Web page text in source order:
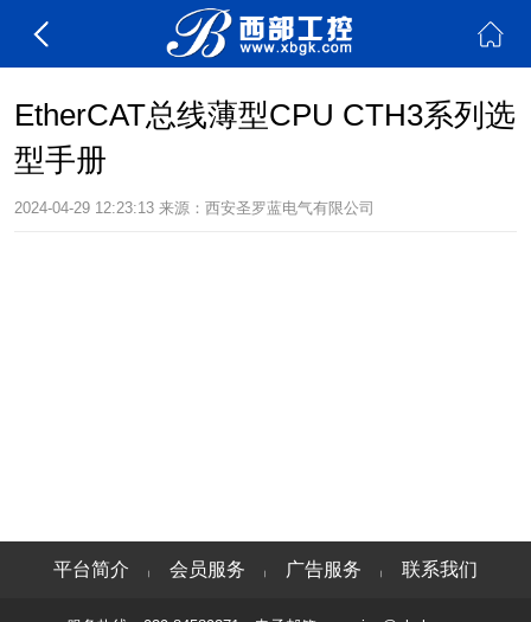
EtherCAT总线薄型CPU CTH3系列选
型手册
2024-04-29 12:23:13 来源： 西安圣罗蓝电气有限公司
平台简介 会员服务 广告服务 联系我们